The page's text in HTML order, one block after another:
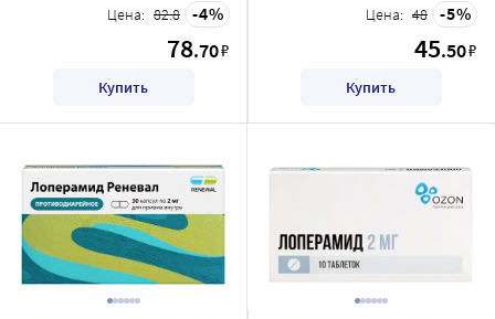
Цена: 82.8 4
78.70₽
Купить
Цена: 48 5
45.50₽
Купить